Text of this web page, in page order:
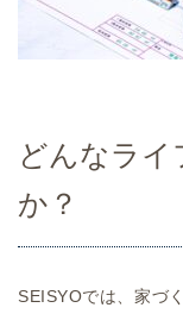
どんなラ
か？
SEISYOでは、家づ